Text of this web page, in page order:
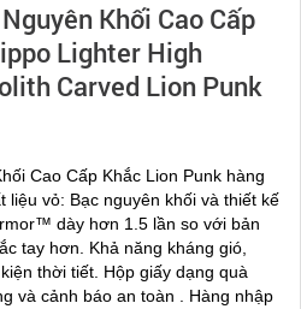
Khối Cao Cấp
Lighter High
Carved Lion Punk
Cao Cấp Khắc Lion Punk hàng
liệu vỏ: Bạc nguyên khối và thiết kế
dày hơn 1.5 lần so với bản
tay hơn. Khả năng kháng gió,
thời tiết. Hộp giấy dạng quà
và cảnh báo an toàn . Hàng nhập